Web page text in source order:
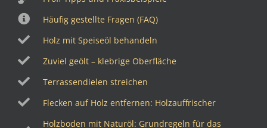
Häufig gestellte Fragen (FAQ)
Holz mit Speiseöl behandeln
Zuviel geölt – klebrige Oberfläche
Terrassendielen streichen
Flecken auf Holz entfernen: Holzauffrischer
Holzboden mit Naturöl: Grundregeln für das